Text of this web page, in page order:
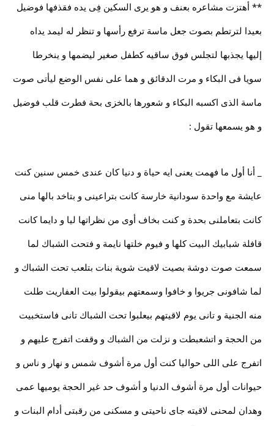
** أهتزت مشاعره بعنف و هو يرى السكين فِى يده فقذفها فوضيل
بعيدا لترتطم بصوت جعل ماسة ترفع رأسها و تنظر له ليمد يداه
إليها يجذبها لتجلس فوق ساقيه كطفل صغير ليضمها و ينخرطا
سويا فى البكاء و مرت الدقائق و هما على نفس الوضع ليأتى صوت
ماسة الذى اكسبه البكاء و شعورها بالخزى بحة فطرت قلب فوضيل
و هو يسمعها تقول :
_ أنا أول ما فهمت يعنى ايه حياة و دنيا كان عندى خمس سنين كنت
عايشة مع واحدة سودانية خارسة كانت بتراعينى و بتاخد بالها منى
كانت بتعاملنى بحدة و كنت بخاف أوى من نظراتها ليا و دايما كانت
قافلة شبابيك البيت كلها و فيوم خلتها نايمة و فتحت الشباك لما
سمعت صوت دوشة بصيت لاقيت شوية بنات بتلعب تحت الشباك و
لما شافونى جريوا و خافوا وسمعتهم بيقولوا بيت العفاريت طلت
منه الجنية و تانى يوم لاقيتهم بيعلبوا تحت الشباك تانى فاستخبيت
من الحجة و اتشعبطت و نزلت من الشباك و وقفت اتفرج عليهم و
اتفرج على اللى حواليا كنت أول مرة أشوف شمس و نهار و ناس و
حيوانات أول مرة أشوف الدنيا و أشوف حد غير الحجة يوميها عمى
وهدان لمحنى لاقيته جاى ناحيتى و مسكنى من رقبتى أدام البنات و